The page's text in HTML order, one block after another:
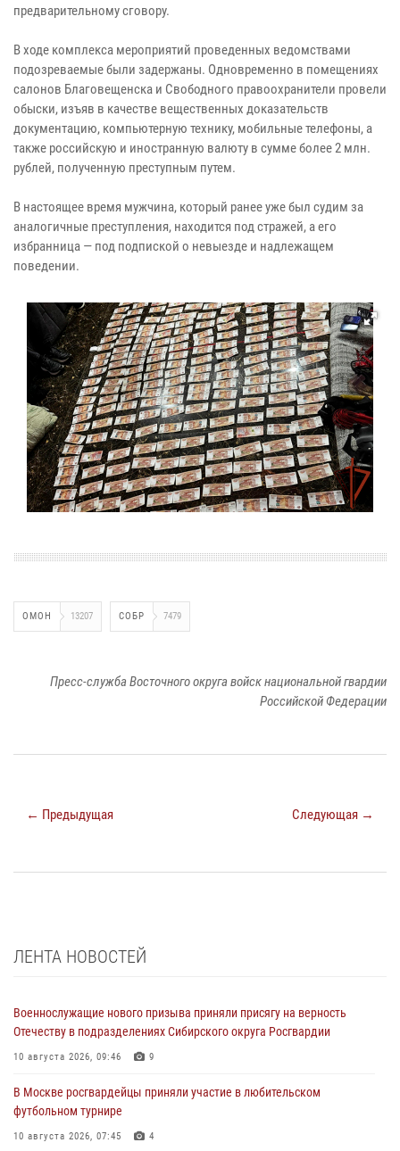
предварительному сговору.
В ходе комплекса мероприятий проведенных ведомствами
подозреваемые были задержаны. Одновременно в помещениях
салонов Благовещенска и Свободного правоохранители провели
обыски, изъяв в качестве вещественных доказательств
документацию, компьютерную технику, мобильные телефоны, а
также российскую и иностранную валюту в сумме более 2 млн.
рублей, полученную преступным путем.
В настоящее время мужчина, который ранее уже был судим за
аналогичные преступления, находится под стражей, а его
избранница — под подпиской о невыезде и надлежащем
поведении.
ОМОН 13207 СОБР 7479
Пресс-служба Восточного округа войск национальной гвардии
Российской Федерации
← Предыдущая Следующая →
ЛЕНТА НОВОСТЕЙ
Военнослужащие нового призыва приняли присягу на верность
Отечеству в подразделениях Сибирского округа Росгвардии
10 августа 2026, 09:46 9
В Москве росгвардейцы приняли участие в любительском
футбольном турнире
10 августа 2026, 07:45 4